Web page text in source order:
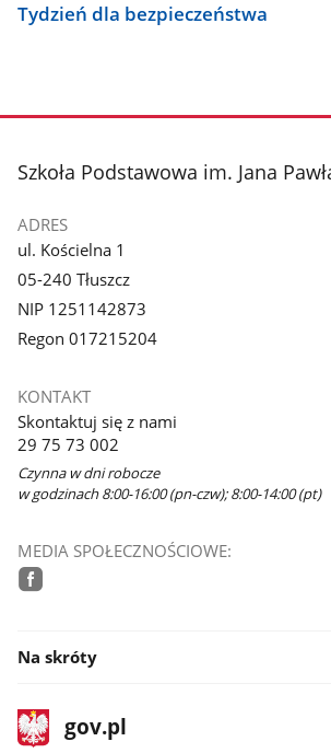
Tydzień dla bezpieczeństwa
stopka
Szkoła Podstawowa im. Jana
ADRES
ul. Kościelna 1
05-240 Tłuszcz
NIP 1251142873
Regon 017215204
KONTAKT
Skontaktuj się z nami
29 75 73 002
Czynna w dni robocze
w godzinach 8:00-16:00 (pn-czw); 8:00-14:00 (pt)
MEDIA SPOŁECZNOŚCIOWE:
Na skróty
stopka
gov.plStrona
gov.pl